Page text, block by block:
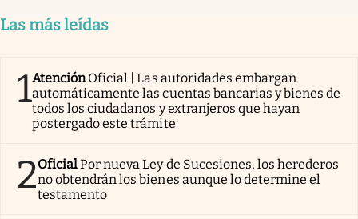
Las más leídas
1AtenciónOficial | Las autoridades embargan
automáticamente las cuentas bancarias y bienes de
todos los ciudadanos y extranjeros que hayan
postergado este trámite
2OficialPor nueva Ley de Sucesiones, los herederos
no obtendrán los bienes aunque lo determine el
testamento